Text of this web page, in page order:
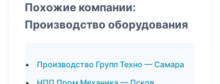
Похожие компании:
Производство оборудования
Производство Групп Техно — Самара